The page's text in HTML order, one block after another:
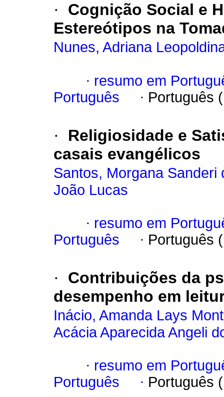
·
Cognição Social e
Estereótipos na
Nunes, Adriana
· resumo em
Português
· Português
·
Religiosidade e
casais evangélicos
Santos, Morgana Sanderi
João Lucas
· resumo em
Português
· Português
·
Contribuições da
desempenho em
Inácio, Amanda Lays
Acácia Aparecida Angeli
· resumo em
Português
· Português